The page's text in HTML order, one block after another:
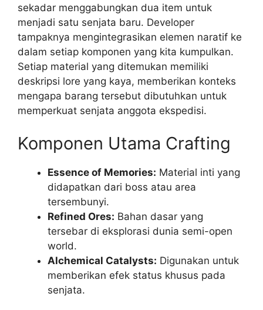
sekadar menggabungkan dua item untuk
menjadi satu senjata baru. Developer
tampaknya mengintegrasikan elemen naratif ke
dalam setiap komponen yang kita kumpulkan.
Setiap material yang ditemukan memiliki
deskripsi lore yang kaya, memberikan konteks
mengapa barang tersebut dibutuhkan untuk
memperkuat senjata anggota ekspedisi.
Komponen Utama Crafting
Essence of Memories: Material inti yang
didapatkan dari boss atau area
tersembunyi.
Refined Ores: Bahan dasar yang
tersebar di eksplorasi dunia semi-open
world.
Alchemical Catalysts: Digunakan untuk
memberikan efek status khusus pada
senjata.